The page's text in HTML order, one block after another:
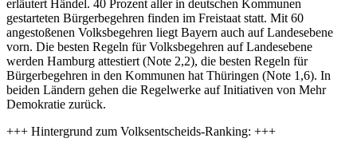
erläutert Händel. 40 Prozent aller in deutschen Kommunen
gestarteten Bürgerbegehren finden im Freistaat statt. Mit 60
angestoßenen Volksbegehren liegt Bayern auch auf Landesebene
vorn. Die besten Regeln für Volksbegehren auf Landesebene
werden Hamburg attestiert (Note 2,2), die besten Regeln für
Bürgerbegehren in den Kommunen hat Thüringen (Note 1,6). In
beiden Ländern gehen die Regelwerke auf Initiativen von Mehr
Demokratie zurück.
+++ Hintergrund zum Volksentscheids-Ranking: +++